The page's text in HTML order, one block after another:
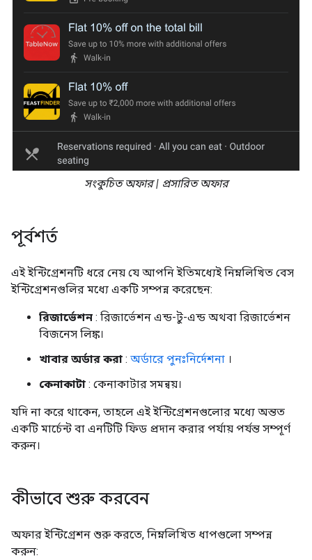
সংকুচিত অফার | প্রসারিত অফার
পূর্বশর্ত
এই ইন্টিগ্রেশনটি ধরে নেয় যে আপনি ইতিমধ্যেই নিম্নলিখিত বেস
ইন্টিগ্রেশনগুলির মধ্যে একটি সম্পন্ন করেছেন:
রিজার্ভেশন : রিজার্ভেশন এন্ড-টু-এন্ড অথবা রিজার্ভেশন
বিজনেস লিঙ্ক।
খাবার অর্ডার করা : অর্ডারে পুনঃনির্দেশনা ।
কেনাকাটা : কেনাকাটার সমন্বয়।
যদি না করে থাকেন, তাহলে এই ইন্টিগ্রেশনগুলোর মধ্যে অন্তত
একটি মার্চেন্ট বা এনটিটি ফিড প্রদান করার পর্যায় পর্যন্ত সম্পূর্ণ
করুন।
কীভাবে শুরু করবেন
অফার ইন্টিগ্রেশন শুরু করতে, নিম্নলিখিত ধাপগুলো সম্পন্ন
করুন: